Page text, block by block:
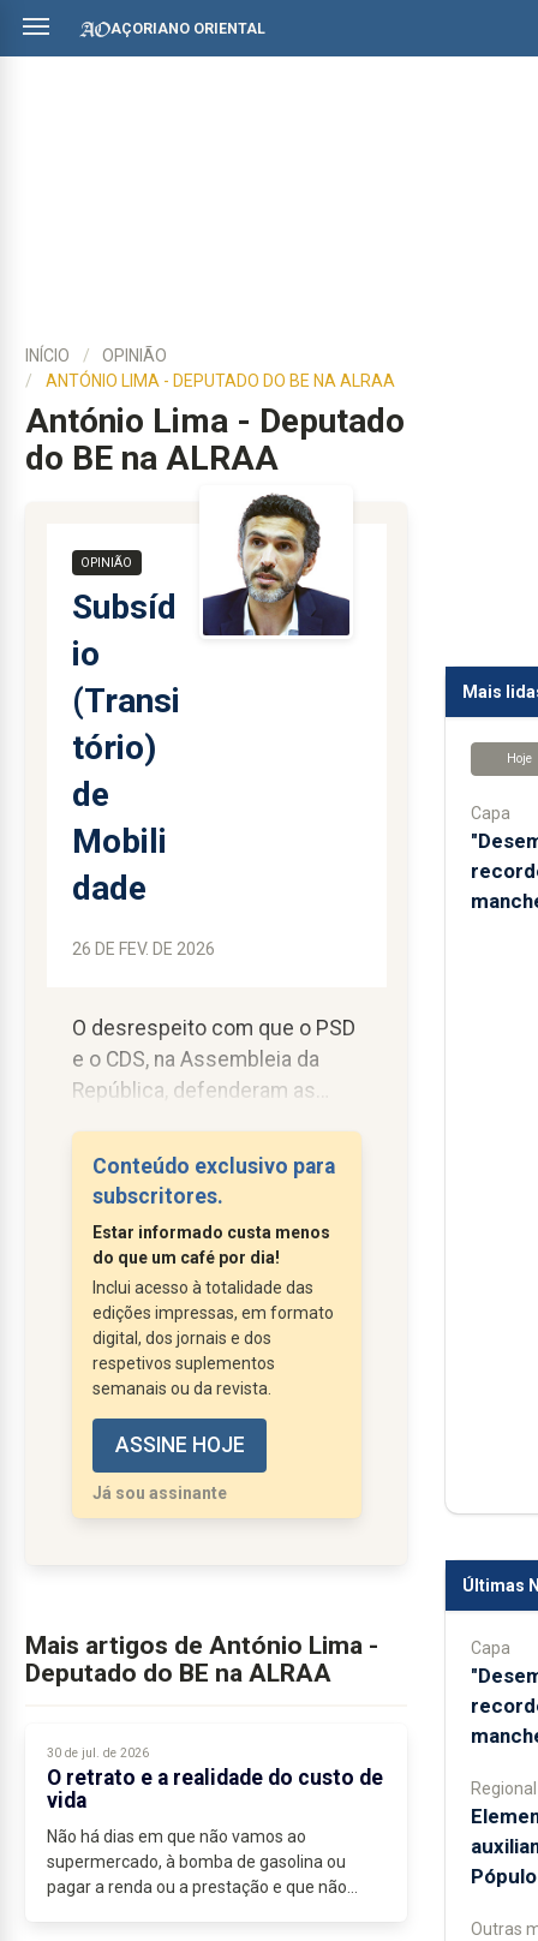
AÇORIANO ORIENTAL
INÍCIO
OPINIÃO
ANTÓNIO LIMA - DEPUTADO DO BE NA ALRAA
António Lima - Deputado
do BE na ALRAA
OPINIÃO
Subsíd
io
(Transi
tório)
de
Mobili
dade
26 DE FEV. DE 2026
O desrespeito com que o PSD
e o CDS, na Assembleia da
República, defenderam as
de mobilidade (SSM) impostas
pelo Governo da AD resulta de
fé cega no mercado.
Quando o Governo da
República de Passos Coelho
(PSD/CDS) acabou com as
obrigações de serviço público
no transporte aéreo entre o
Continente, São Miguel e
Terceira, as atenções
ficaram...
Conteúdo exclusivo para
subscritores.
Estar informado custa menos
do que um café por dia!
Inclui acesso à totalidade das
edições impressas, em formato
digital, dos jornais e dos
respetivos suplementos
semanais ou da revista.
ASSINE HOJE
Já sou assinante
Mais artigos de António Lima -
Deputado do BE na ALRAA
30 de jul. de 2026
O retrato e a realidade do custo de
vida
Não há dias em que não vamos ao
supermercado, à bomba de gasolina ou
pagar a renda ou a prestação e que não
Mais
Hoje
Capa
Últimas
Capa
Regional
Pópulo
Outras